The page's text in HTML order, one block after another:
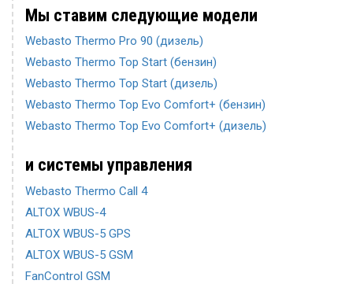
Мы ставим следующие модели
Webasto Thermo Pro 90 (дизель)
Webasto Thermo Top Start (бензин)
Webasto Thermo Top Start (дизель)
Webasto Thermo Top Evo Comfort+ (бензин)
Webasto Thermo Top Evo Comfort+ (дизель)
и системы управления
Webasto Thermo Call 4
ALTOX WBUS-4
ALTOX WBUS-5 GPS
ALTOX WBUS-5 GSM
FanControl GSM